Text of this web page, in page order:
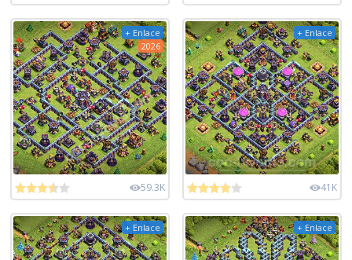
+ Enlace
2026
59.3K
+ Enlace
41K
+ Enlace + Enlace